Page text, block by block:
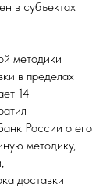
в субъектах
методики
в пределах
14
России о его
методику,
доставки